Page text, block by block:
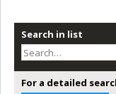
Search in list
For a detailed